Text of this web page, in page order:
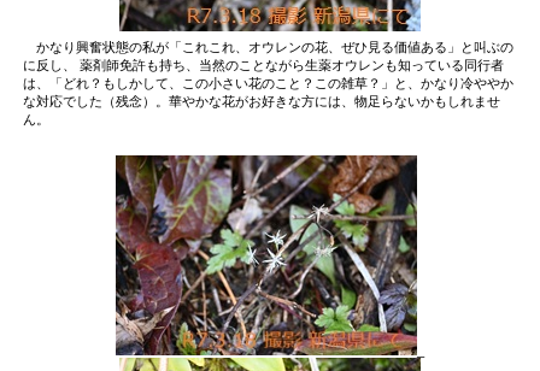
かなり興奮状態の私が「これこれ、オウレンの花、ぜひ見る価値ある」と叫ぶの
に反し、 薬剤師免許も持ち、当然のことながら生薬オウレンも知っている同行者
は、「どれ？もしかして、この小さい花のこと？この雑草？」と、かなり冷ややか
な対応でした（残念）。華やかな花がお好きな方には、物足らないかもしれませ
ん。
_